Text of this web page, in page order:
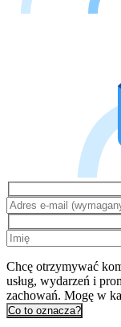
Chcę otrzymywać
usług, wydarzeń i
zachowań. Mogę w
Co to oznacza?